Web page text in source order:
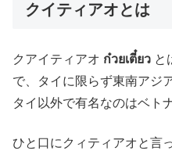
クイティアオとは
クアイティアオ ก๋วยเตี๋ยว と
で、タイに限らず東南アジ
タイ以外で有名なのはベト
ひと口にクィティアオと言